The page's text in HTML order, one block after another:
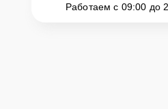
Работаем с 09:00 до